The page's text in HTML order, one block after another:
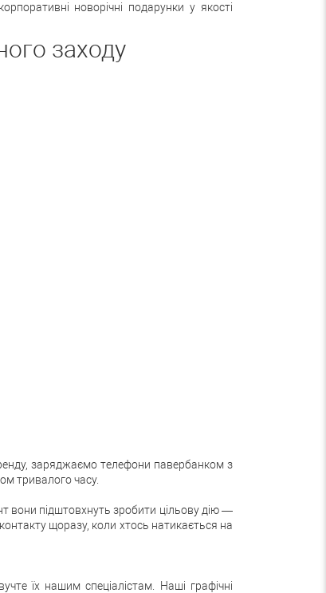
новорічні подарунки у якості
заходу
заряджаємо телефони павербанком з
тривалого часу.
вони підштовхнуть зробити цільову дію —
щоразу, коли хтось натикається на
їх нашим спеціалістам. Наші графічні